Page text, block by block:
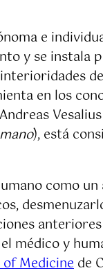
e
y se instala
en los
), está
como
médico y
Medicine de